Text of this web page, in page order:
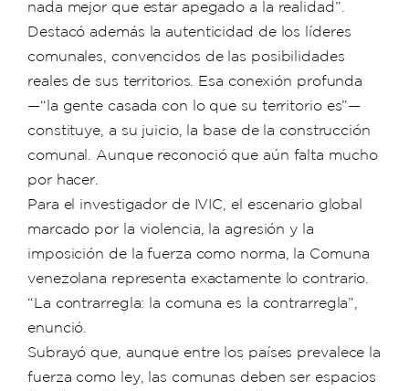
nada mejor que estar apegado a la realidad”.
Destacó además la autenticidad de los líderes
comunales, convencidos de las posibilidades
reales de sus territorios. Esa conexión profunda
—“la gente casada con lo que su territorio es”—
constituye, a su juicio, la base de la construcción
comunal. Aunque reconoció que aún falta mucho
por hacer.
Para el investigador de IVIC, el escenario global
marcado por la violencia, la agresión y la
imposición de la fuerza como norma, la Comuna
venezolana representa exactamente lo contrario.
“La contrarregla: la comuna es la contrarregla”,
enunció.
Subrayó que, aunque entre los países prevalece la
fuerza como ley, las comunas deben ser espacios